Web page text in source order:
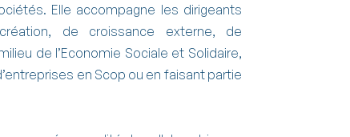
Elle accompagne les dirigeants
de croissance externe, de
de l’Economie Sociale et Solidaire,
en Scop ou en faisant partie